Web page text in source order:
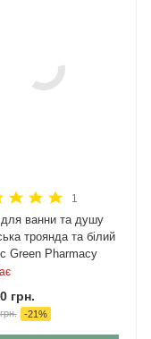
1
для ванни та душу
троянда та білий
Green Pharmacy
грн.
-21%